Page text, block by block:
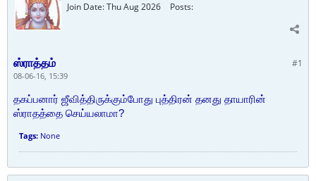
Join Date:Thu Aug 2026 Posts:
#1
ஸ்ராத்தம்
08-06-16, 15:39
தகப்பனார் ஜீவித்திருக்கும்போது புத்திரன் தனது தாயாரின்
ஸ்ராதத்தை செய்யலாமா?
Tags: None